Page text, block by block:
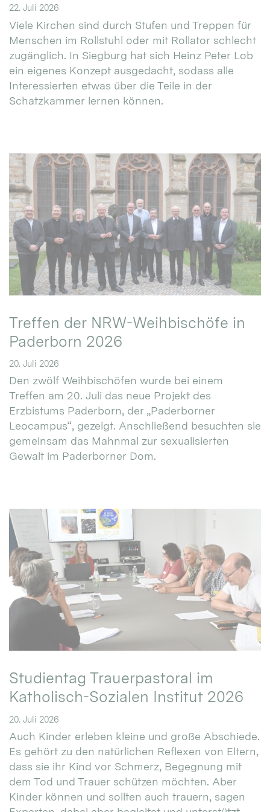
22. Juli 2026
Viele Kirchen sind durch Stufen und Treppen für
Menschen im Rollstuhl oder mit Rollator schlecht
zugänglich. In Siegburg hat sich Heinz Peter Lob
ein eigenes Konzept ausgedacht, sodass alle
Interessierten etwas über die Teile in der
Schatzkammer lernen können.
Treffen der NRW-Weihbischöfe in
Paderborn 2026
20. Juli 2026
Den zwölf Weihbischöfen wurde bei einem
Treffen am 20. Juli das neue Projekt des
Erzbistums Paderborn, der „Paderborner
Leocampus“, gezeigt. Anschließend besuchten sie
gemeinsam das Mahnmal zur sexualisierten
Gewalt im Paderborner Dom.
Studientag Trauerpastoral im
Katholisch-Sozialen Institut 2026
20. Juli 2026
Auch Kinder erleben kleine und große Abschiede.
Es gehört zu den natürlichen Reflexen von Eltern,
dass sie ihr Kind vor Schmerz, Begegnung mit
dem Tod und Trauer schützen möchten. Aber
Kinder können und sollten auch trauern, sagen